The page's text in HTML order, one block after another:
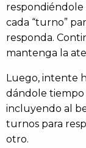
respondiéndole
cada “turno”
responda.
mantenga la
Luego, intente
dándole tiempo
incluyendo al
turnos para
otro.